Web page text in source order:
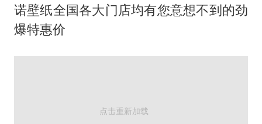
诺壁纸全国各大门店均有您意想不到的劲
爆特惠价